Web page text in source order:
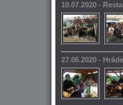
10.07.2020 -
27.06.2020 -